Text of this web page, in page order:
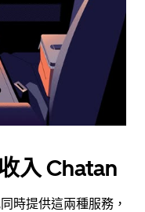
入 Chatan
時提供這兩種服務，